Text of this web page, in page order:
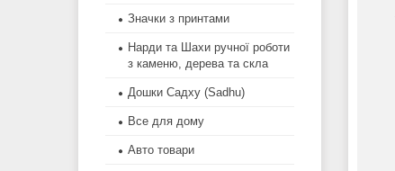
Значки з принтами
Нарди та Шахи ручної роботи
з каменю, дерева та скла
Дошки Садху (Sadhu)
Все для дому
Авто товари